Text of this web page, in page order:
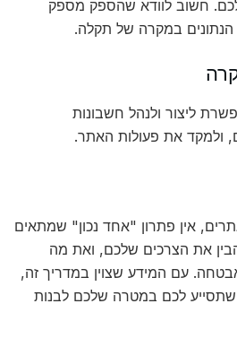
חשוב לוודא שהספק מספק
הנתונים במקרה של תקלה.
ליצור ולנהל חשבונות
ולמקד את פעולות האתר.
אין פתרון "אחד נכון" שמתאים
את הצרכים שלכם, ואת מה
עם המידע שצוין במדריך זה,
שתסייע לכם במטרה שלכם לבנות